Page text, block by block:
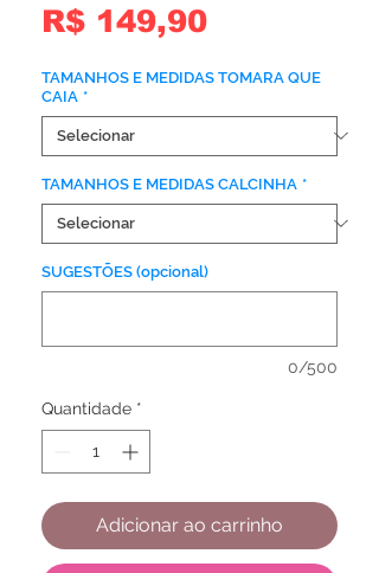
R$ 149,90Preço
TAMANHOS E MEDIDAS TOMARA QUE
CAIA *
TAMANHOS E MEDIDAS CALCINHA *
SUGESTÕES (opcional)
0/500
Quantidade *
Adicionar ao carrinho